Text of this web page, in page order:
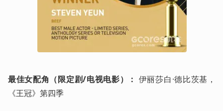
最佳女配角（限定剧/电视电影）： 伊丽莎白·德比茨基，
《王冠》第四季